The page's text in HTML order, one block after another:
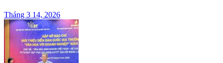
Tháng 3 14, 2026